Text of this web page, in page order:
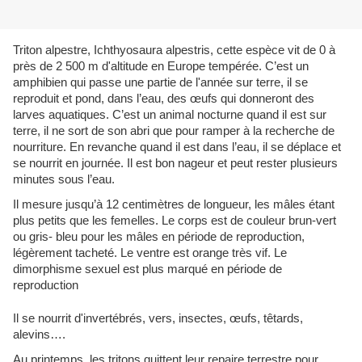
Triton alpestre, Ichthyosaura alpestris, cette espèce vit de 0 à
près de 2 500 m d'altitude en Europe tempérée. C’est un
amphibien qui passe une partie de l'année sur terre, il se
reproduit et pond, dans l’eau, des œufs qui donneront des
larves aquatiques. C’est un animal nocturne quand il est sur
terre, il ne sort de son abri que pour ramper à la recherche de
nourriture. En revanche quand il est dans l’eau, il se déplace et
se nourrit en journée. Il est bon nageur et peut rester plusieurs
minutes sous l’eau.
Il mesure jusqu’à 12 centimètres de longueur, les mâles étant
plus petits que les femelles. Le corps est de couleur brun-vert
ou gris- bleu pour les mâles en période de reproduction,
légèrement tacheté. Le ventre est orange très vif. Le
dimorphisme sexuel est plus marqué en période de
reproduction
Il se nourrit d'invertébrés, vers, insectes, œufs, têtards,
alevins….